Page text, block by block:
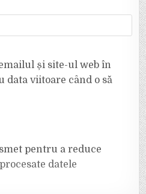
și site-ul web în
data viitoare când o să
pentru a reduce
datele